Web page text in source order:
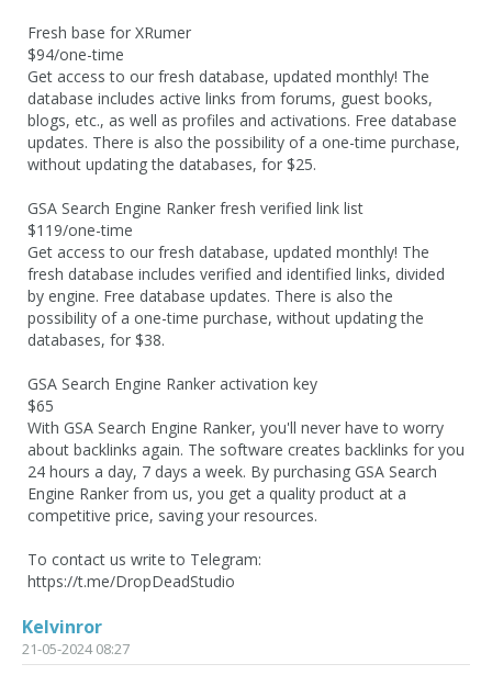
Fresh base for XRumer
$94/one-time
Get access to our fresh database, updated monthly! The
database includes active links from forums, guest books,
blogs, etc., as well as profiles and activations. Free database
updates. There is also the possibility of a one-time purchase,
without updating the databases, for $25.
GSA Search Engine Ranker fresh verified link list
$119/one-time
Get access to our fresh database, updated monthly! The
fresh database includes verified and identified links, divided
by engine. Free database updates. There is also the
possibility of a one-time purchase, without updating the
databases, for $38.
GSA Search Engine Ranker activation key
$65
With GSA Search Engine Ranker, you'll never have to worry
about backlinks again. The software creates backlinks for you
24 hours a day, 7 days a week. By purchasing GSA Search
Engine Ranker from us, you get a quality product at a
competitive price, saving your resources.
To contact us write to Telegram:
https://t.me/DropDeadStudio
Kelvinror
21-05-2024 08:27